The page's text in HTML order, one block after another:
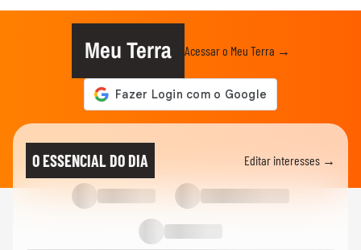
Meu Terra Acessar o Meu Terra →
O ESSENCIAL DO DIA Editar interesses →